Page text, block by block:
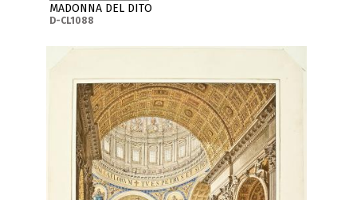
MADONNA DEL DITO
D-CL1088